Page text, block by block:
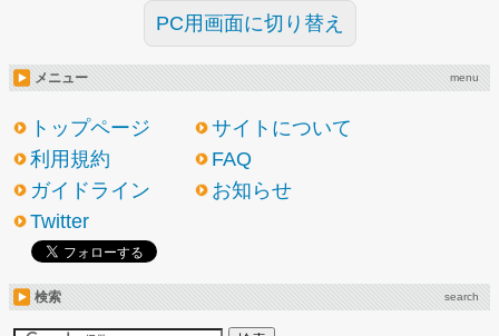
PC用画面に切り替え
メニュー menu
トップページ
サイトについて
利用規約
FAQ
ガイドライン
お知らせ
Twitter
検索 search